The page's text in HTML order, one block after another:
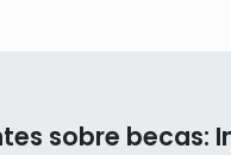
sobre becas: